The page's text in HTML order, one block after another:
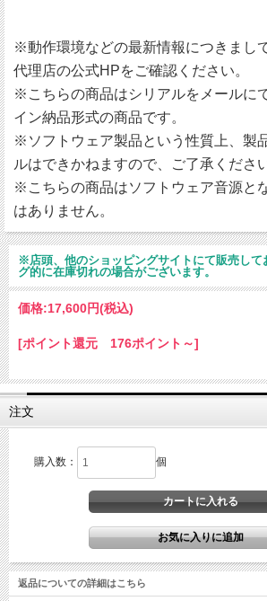
※動作環境などの最新情報につきまし
代理店の公式HPをご確認ください。
※こちらの商品はシリアルをメールに
イン納品形式の商品です。
※ソフトウェア製品という性質上、製
ルはできかねますので、ご了承ください
※こちらの商品はソフトウェア音源と
はありません。
※店頭、他のショッピングサイトにて販売して
グ的に在庫切れの場合がございます。
価格:17,600円(税込)
[ポイント還元 176ポイント～]
注文
購入数： 個
返品についての詳細はこちら